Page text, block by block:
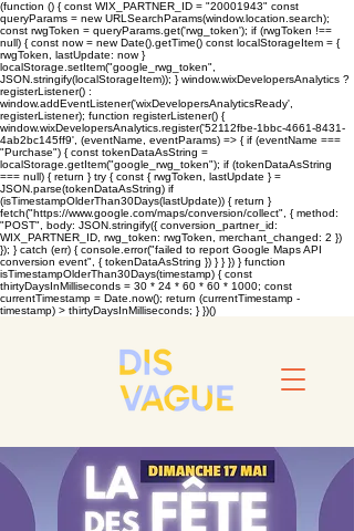
(function () { const WIX_PARTNER_ID = "20001943" const
queryParams = new URLSearchParams(window.location.search);
const rwgToken = queryParams.get('rwg_token'); if (rwgToken !==
null) { const now = new Date().getTime() const localStorageItem = {
rwgToken, lastUpdate: now }
localStorage.setItem("google_rwg_token",
JSON.stringify(localStorageItem)); } window.wixDevelopersAnalytics ?
registerListener() :
window.addEventListener('wixDevelopersAnalyticsReady',
registerListener); function registerListener() {
window.wixDevelopersAnalytics.register('52112fbe-1bbc-4661-8431-
4ab2bc145ff9', (eventName, eventParams) => { if (eventName ===
"Purchase") { const tokenDataAsString =
localStorage.getItem("google_rwg_token"); if (tokenDataAsString
=== null) { return } try { const { rwgToken, lastUpdate } =
JSON.parse(tokenDataAsString) if
(isTimestampOlderThan30Days(lastUpdate)) { return }
fetch("https://www.google.com/maps/conversion/collect", { method:
"POST", body: JSON.stringify({ conversion_partner_id:
WIX_PARTNER_ID, rwg_token: rwgToken, merchant_changed: 2 })
}); } catch (err) { console.error("failed to report Google Maps API
conversion event", { tokenDataAsString }) } } }) } function
isTimestampOlderThan30Days(timestamp) { const
thirtyDaysInMilliseconds = 30 * 24 * 60 * 60 * 1000; const
currentTimestamp = Date.now(); return (currentTimestamp -
timestamp) > thirtyDaysInMilliseconds; } })()